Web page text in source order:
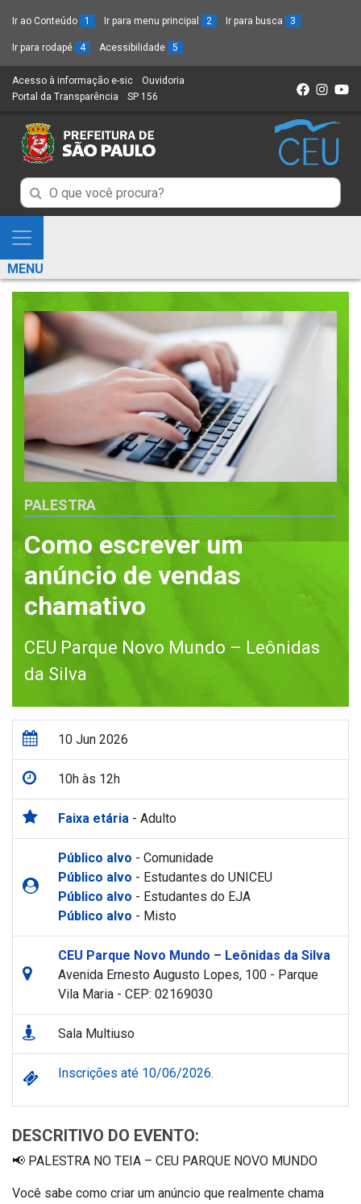
Ir ao Conteúdo 1 Ir para menu principal 2 Ir para busca 3
Ir para rodapé 4 Acessibilidade 5
Acesso à informação e-sic (Link
para
novo
sítio)
Ouvidoria
Portal da Transparência (Link
um
novo
SP 156
Campo
de
Busca
de
informações
Campo
de
de
informações
Mostra
e
Esconde
Menu
MENU
PALESTRA
Como escrever um
anúncio de vendas
chamativo
CEU Parque Novo Mundo – Leônidas
da Silva
10 Jun 2026
10h às 12h
Faixa etária - Adulto
Público alvo - Comunidade
Público alvo - Estudantes do UNICEU
Público alvo - Estudantes do EJA
Público alvo - Misto
CEU Parque Novo Mundo – Leônidas da Silva
Avenida Ernesto Augusto Lopes, 100 - Parque
Vila Maria - CEP: 02169030
Sala Multiuso
Inscrições até 10/06/2026.
DESCRITIVO DO EVENTO:
📢 PALESTRA NO TEIA – CEU PARQUE NOVO MUNDO
Você sabe como criar um anúncio que realmente chama